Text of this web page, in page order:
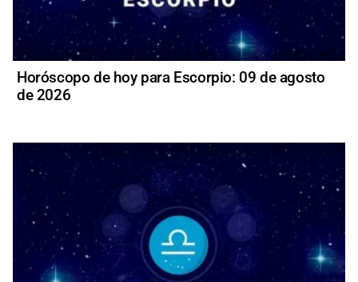
Horóscopo de hoy para Escorpio: 09 de agosto
de 2026